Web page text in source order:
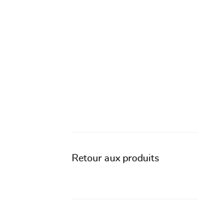
Retour aux produits